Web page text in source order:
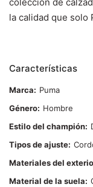
la calidad que solo
Características
Marca
Puma
Género
Hombre
Estilo del champión
Tipos de ajuste
Materiales del
Material de la suela